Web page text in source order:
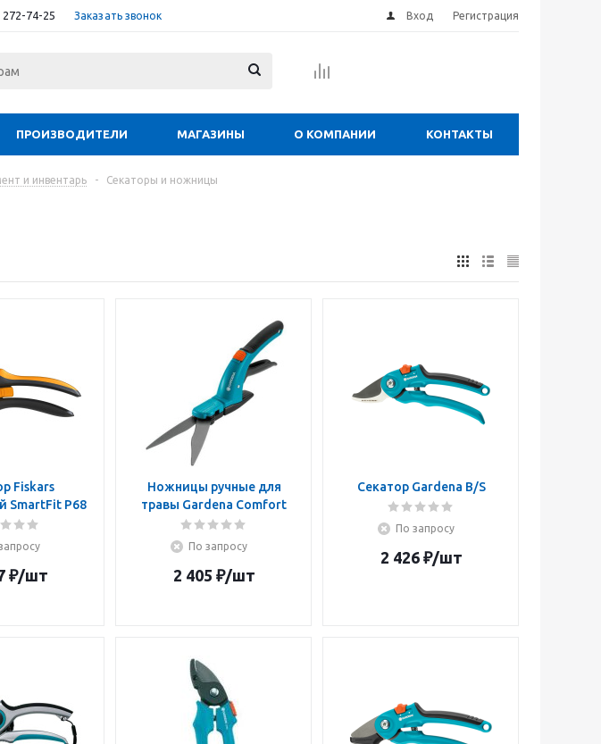
272-74-25 Заказать звонок Вход Регистрация
ПРОИЗВОДИТЕЛИ МАГАЗИНЫ О КОМПАНИИ КОНТАКТЫ
и инвентарь - Секаторы и ножницы
Fiskars
SmartFit P68
₽/шт
Ножницы ручные для
травы Gardena Comfort
По запросу
2 405 ₽/шт
Секатор Gardena B/S
По запросу
2 426₽/шт